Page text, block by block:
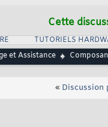
Cette
TUTORIELS
et Assistance
« Discussion